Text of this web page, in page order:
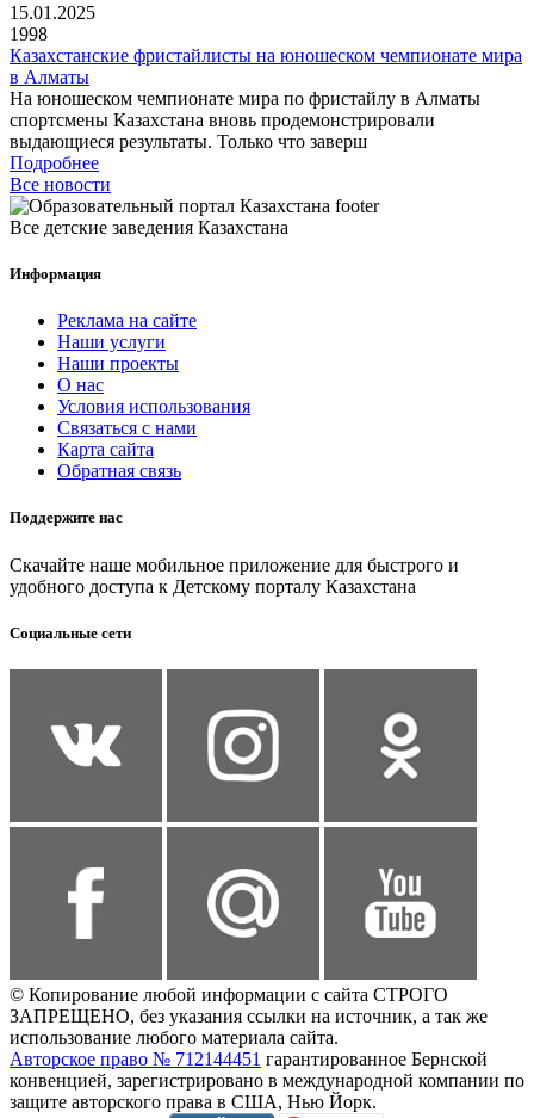
15.01.2025
1998
Казахстанские фристайлисты на юношеском чемпионате мира
в Алматы
На юношеском чемпионате мира по фристайлу в Алматы
спортсмены Казахстана вновь продемонстрировали
выдающиеся результаты. Только что заверш
Подробнее
Все новости
Все детские заведения Казахстана
Информация
Реклама на сайте
Наши услуги
Наши проекты
О нас
Условия использования
Связаться с нами
Карта сайта
Обратная связь
Поддержите нас
Скачайте наше мобильное приложение для быстрого и
удобного доступа к Детскому порталу Казахстана
Социальные сети
© Копирование любой информации с сайта СТРОГО
ЗАПРЕЩЕНО, без указания ссылки на источник, а так же
использование любого материала сайта.
Авторское право № 712144451 гарантированное Бернской
конвенцией, зарегистрировано в международной компании по
защите авторского права в США, Нью Йорк.